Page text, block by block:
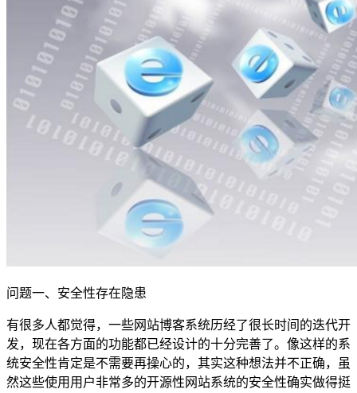
问题一、安全性存在隐患
有很多人都觉得，一些网站博客系统历经了很长时间的迭代开
发，现在各方面的功能都已经设计的十分完善了。像这样的系
统安全性肯定是不需要再操心的，其实这种想法并不正确，虽
然这些使用用户非常多的开源性网站系统的安全性确实做得挺